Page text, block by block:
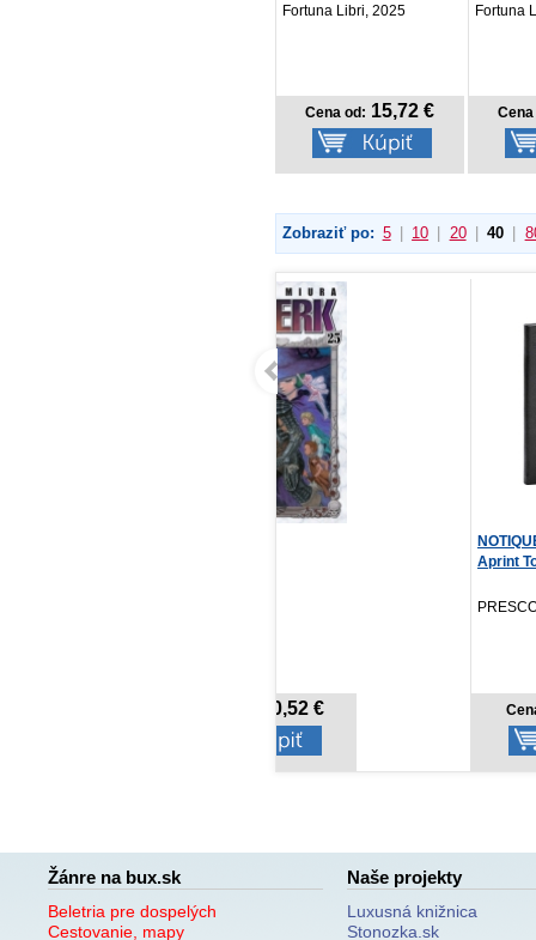
Fortuna Libri, 2025
Cena od: 15,72 €
Fortuna
Zobraziť po: 5 10 20 40
Cena od:
Lindeni,
Žánre na bux.sk
Beletria pre dospelých
Cestovanie, mapy
Naše projekty
Luxusná knižnica
Stonozka.sk